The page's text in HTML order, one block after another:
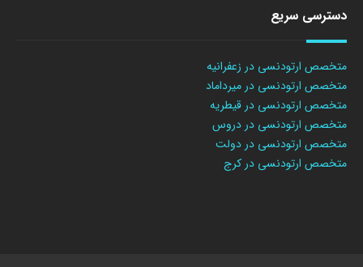
دسترسی سریع
متخصص ارتودنسی در زعفرانیه
متخصص ارتودنسی در میرداماد
متخصص ارتودنسی در قیطریه
متخصص ارتودنسی در دروس
متخصص ارتودنسی در دولت
متخصص ارتودنسی در کرج